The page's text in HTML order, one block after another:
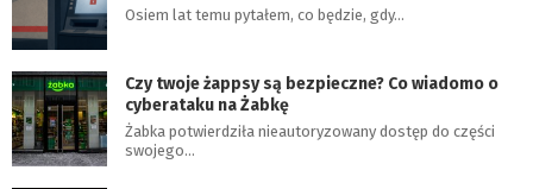
Osiem lat temu pytałem, co będzie, gdy…
Czy twoje żappsy są bezpieczne? Co wiadomo o
cyberataku na Żabkę
Żabka potwierdziła nieautoryzowany dostęp do części
swojego…